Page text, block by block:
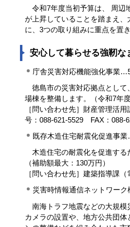
令和7年度当初予算は、 周辺
が上昇していることを踏まえ
に、3つの取り組みに重点を置
安心して暮らせる強靭な
庁舎災害対応機能強化事業
徳島市の災害対応拠点として
場棟を整備します。（令和7年
［問い合わせ先］財産管理活
号：088-621-5529 FAX：088-
既存木造住宅耐震化促進事
木造住宅の耐震化を促進する
（補助額最大：130万円）
［問い合わせ先］建築指導課
災害時情報通信ネットワー
南海トラフ地震などの大規模
カメラの設置や、地方公共団